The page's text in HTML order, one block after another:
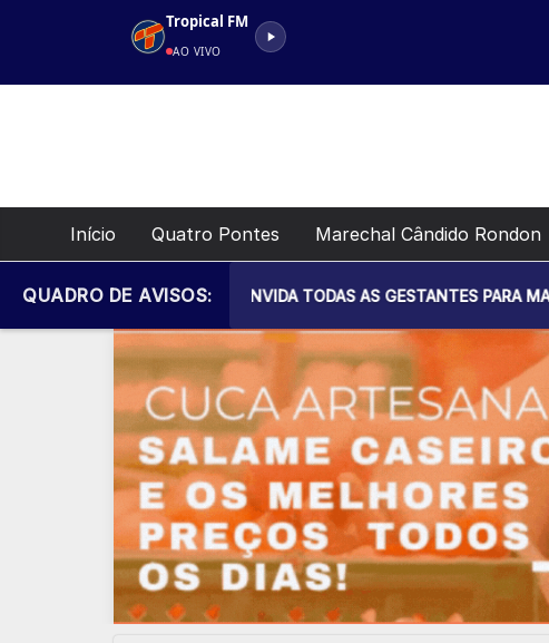
Tropical FM
AO VIVO
Início Quatro Pontes Marechal Cândido Rondon
QUADRO DE AVISOS:
DE SAÚDE CONVIDA TODAS AS GESTANTES PARA MAIS UM